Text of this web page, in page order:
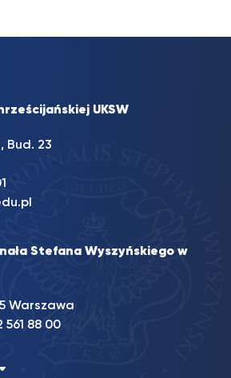
UKSW
Bud. 23
Stefana Wyszyńskiego w
Warszawa
88 00